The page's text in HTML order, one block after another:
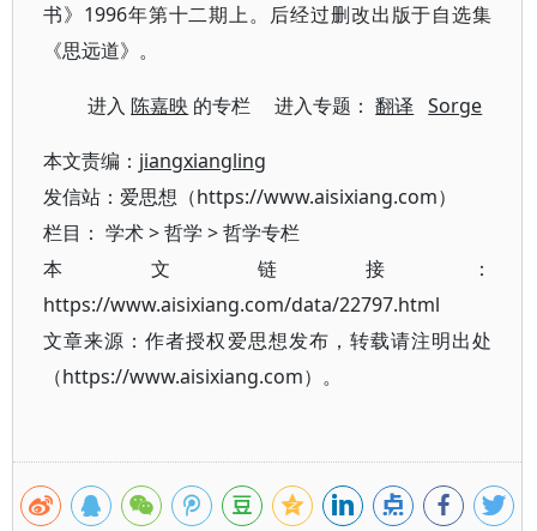
书》1996年第十二期上。后经过删改出版于自选集
《思远道》。
进入陈嘉映 的专栏 进入专题：翻译 Sorge
本文责编： jiangxiangling
发信站：爱思想（https://www.aisixiang.com）
栏目： 学术>哲学 >哲学专栏
本文链接：
https://www.aisixiang.com/data/22797.html
文章来源：作者授权爱思想发布，转载请注明出处
（https://www.aisixiang.com）。